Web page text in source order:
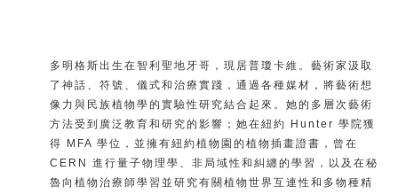
多明格斯出生在智利聖地牙哥，現居普瓊卡維。藝術家汲取
了神話、符號、儀式和治療實踐，通過各種媒材，將藝術想
像力與民族植物學的實驗性研究結合起來。她的多層次藝術
方法受到廣泛教育和研究的影響；她在紐約 Hunter 學院獲
得 MFA 學位，並擁有紐約植物園的植物插畫證書，曾在
CERN 進行量子物理學、非局域性和糾纏的學習，以及在秘
魯向植物治療師學習並研究有關植物世界互連性和多物種精